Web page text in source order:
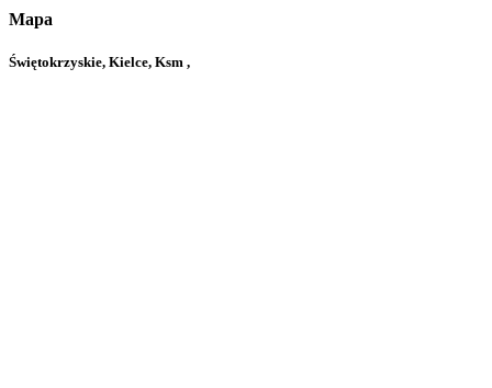
Mapa
Świętokrzyskie, Kielce, Ksm ,